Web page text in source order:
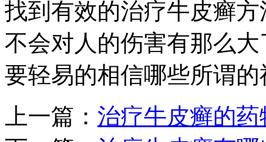
找到有效的治疗牛皮癣
不会对人的伤害有那么
要轻易的相信哪些所谓
上一篇： 治疗牛皮癣的